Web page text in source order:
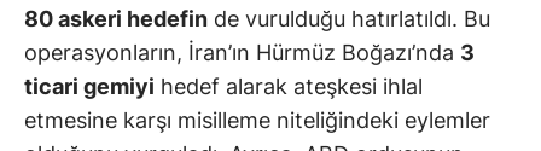
80 askeri hedefin de vurulduğu hatırlatıldı. Bu
operasyonların, İran’ın Hürmüz Boğazı’nda 3
ticari gemiyi hedef alarak ateşkesi ihlal
etmesine karşı misilleme niteliğindeki eylemler